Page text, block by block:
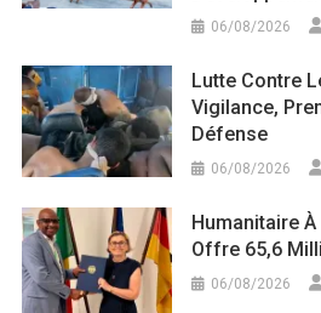
06/08/2026
Lutte Contre
Vigilance,
Défense
06/08/2026
Humanitaire À
Offre 65,6
06/08/2026